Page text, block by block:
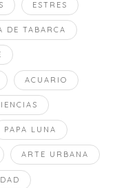
ESTRES
DE TABARCA
ACUARIO
PAPA LUNA
ARTE URBANA